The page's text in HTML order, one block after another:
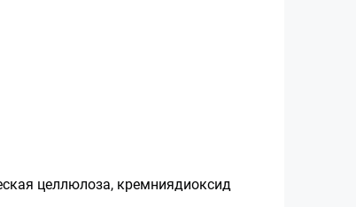
целлюлоза, кремниядиоксид